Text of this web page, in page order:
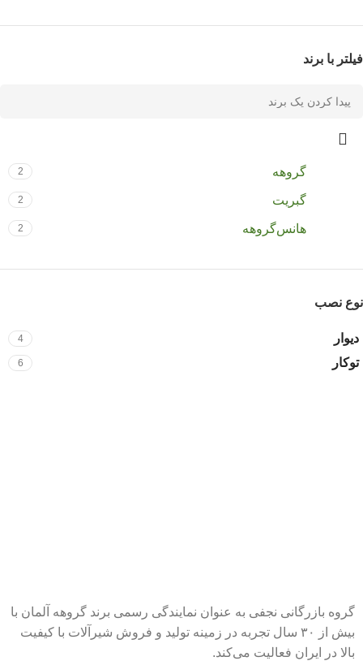
فیلتر با برند
گروهه 2
گبریت 2
هانس‌گروهه 2
نوع نصب
دیوار 4
توکار 6
گروه بازرگانی نجفی به عنوان نمایندگی رسمی برند گروهه آلمان با
بیش از ۳۰ سال تجربه در زمینه تولید و فروش شیرآلات با کیفیت
بالا در ایران فعالیت می‌کند.